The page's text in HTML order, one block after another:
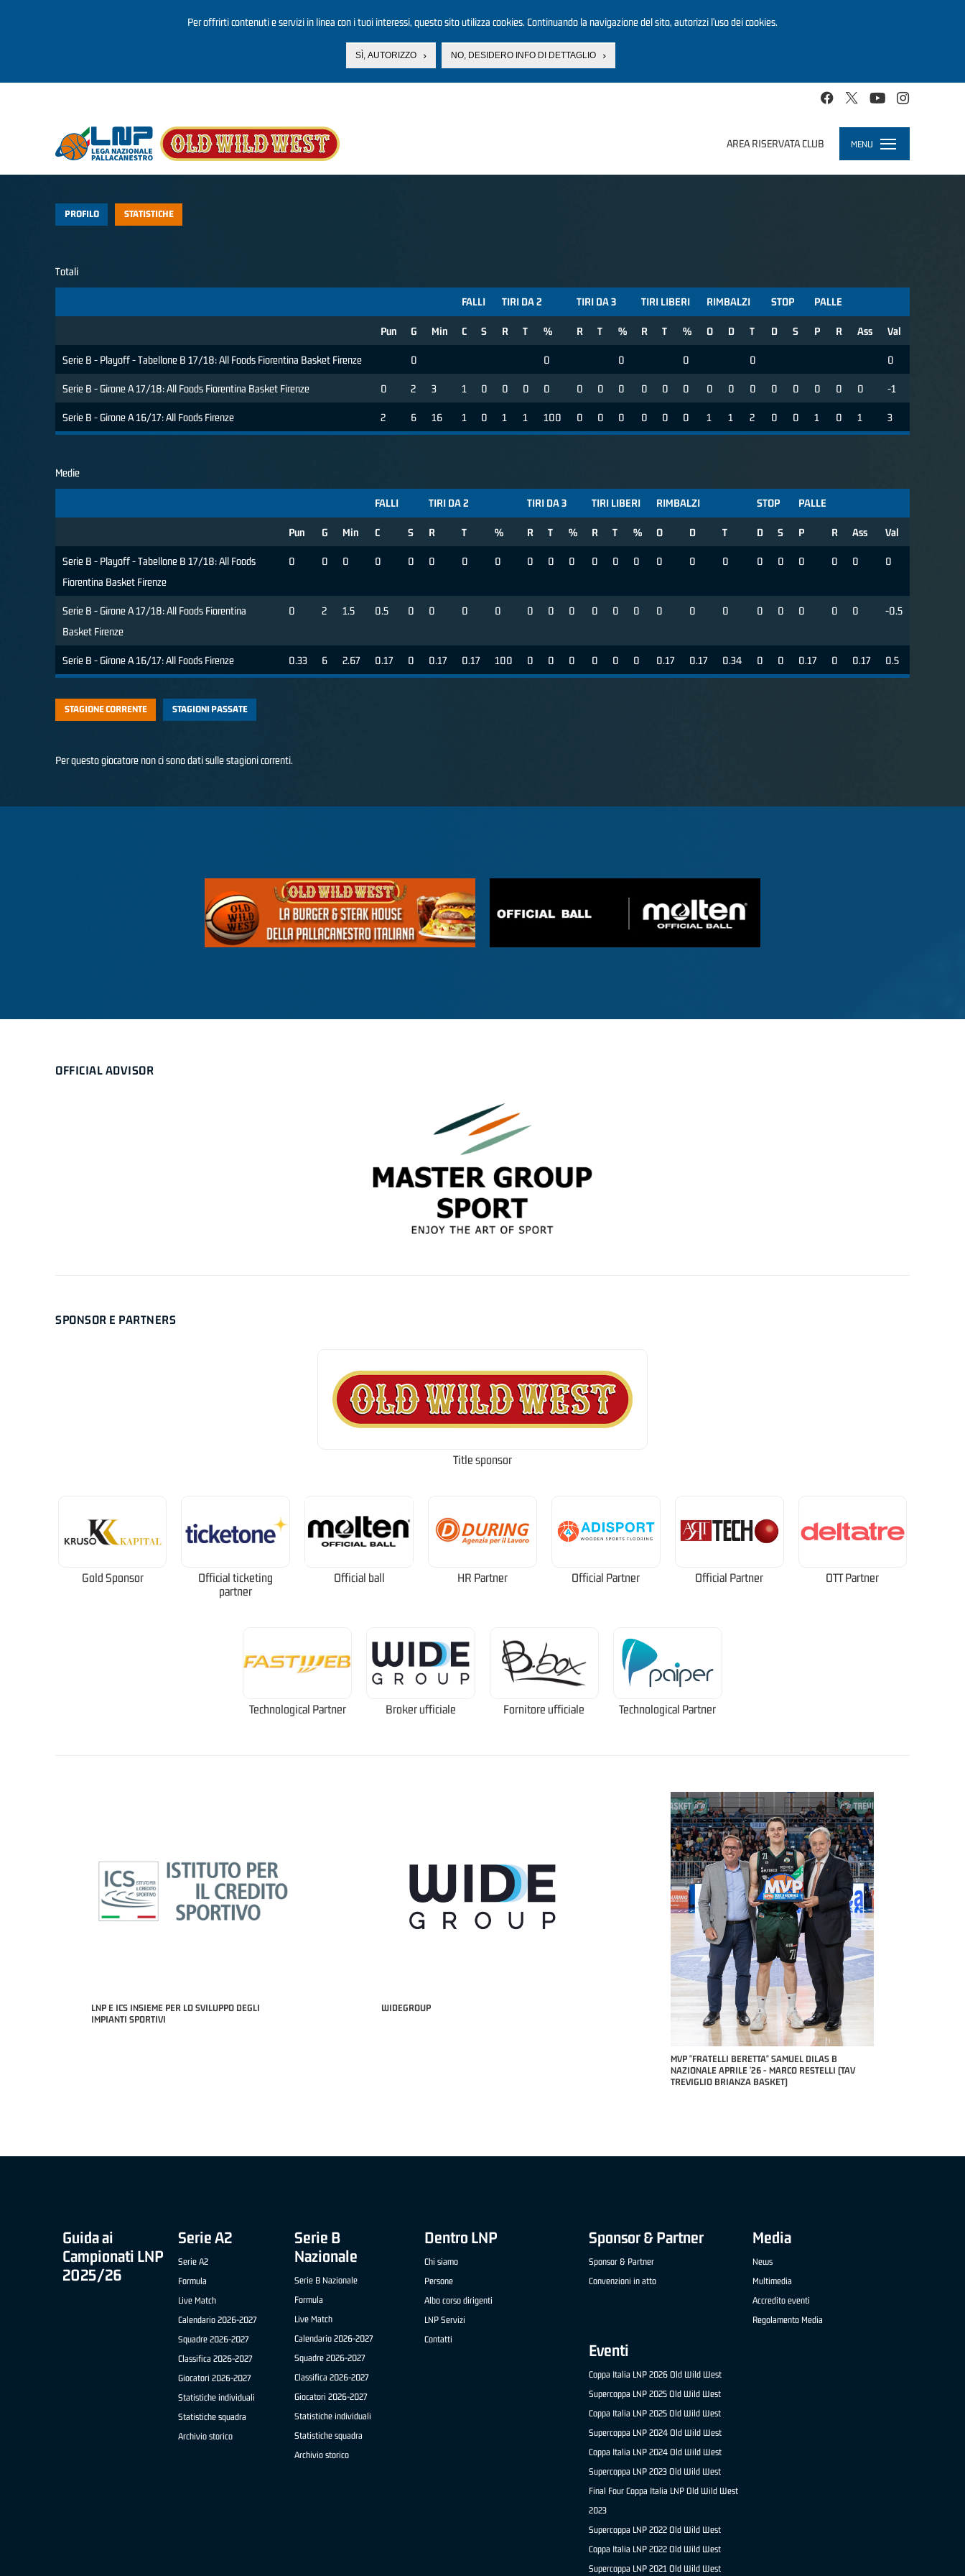
Per offrirti contenuti e servizi in linea con i tuoi interessi, questo sito utilizza cookies. Continuando la navigazione del sito, autorizzi l’uso dei cookies.
SÌ, AUTORIZZO NO, DESIDERO INFO DI DETTAGLIO
AREA RISERVATA CLUB MENU
Toggle
navigation
PROFILO STATISTICHE
Totali
FALLI TIRI DA 2 TIRI DA 3 TIRI LIBERI RIMBALZI STOP PALLE
Pun G Min C S R T % R T % R T % O D T D S P R Ass Val
Serie B - Playoff - Tabellone B 17/18: All Foods Fiorentina Basket Firenze 0 0 0 0 0 0
Serie B - Girone A 17/18: All Foods Fiorentina Basket Firenze 0 2 3 1 0 0 0 0 0 0 0 0 0 0 0 0 0 0 0 0 0 0 -1
Serie B - Girone A 16/17: All Foods Firenze 2 6 16 1 0 1 1 100 0 0 0 0 0 0 1 1 2 0 0 1 0 1 3
Medie
FALLI TIRI DA 2 TIRI DA 3 TIRI LIBERI RIMBALZI STOP PALLE
Pun G Min C S R T % R T % R T % O D T D S P R Ass Val
Serie B - Playoff - Tabellone B 17/18: All Foods
Fiorentina Basket Firenze
0 0 0 0 0 0 0 0 0 0 0 0 0 0 0 0 0 0 0 0 0 0 0
Serie B - Girone A 17/18: All Foods Fiorentina
Basket Firenze
0 2 1.5 0.5 0 0 0 0 0 0 0 0 0 0 0 0 0 0 0 0 0 0 -0.5
Serie B - Girone A 16/17: All Foods Firenze 0.33 6 2.67 0.17 0 0.17 0.17 100 0 0 0 0 0 0 0.17 0.17 0.34 0 0 0.17 0 0.17 0.5
STAGIONE CORRENTE STAGIONI PASSATE
Per questo giocatore non ci sono dati sulle stagioni correnti.
OFFICIAL ADVISOR
SPONSOR E PARTNERS
Title sponsor
Gold Sponsor
Official ticketing
partner
Official ball HR Partner Official Partner Official Partner OTT Partner
Technological Partner Broker ufficiale Fornitore ufficiale Technological Partner
LNP E ICS INSIEME PER LO SVILUPPO DEGLI
IMPIANTI SPORTIVI
WIDEGROUP
MVP "FRATELLI BERETTA" SAMUEL DILAS B
NAZIONALE APRILE '26 - MARCO RESTELLI (TAV
TREVIGLIO BRIANZA BASKET)
Guida ai
Campionati LNP
2025/26
Serie A2
Serie A2
Formula
Live Match
Calendario 2026-2027
Squadre 2026-2027
Classifica 2026-2027
Giocatori 2026-2027
Statistiche individuali
Statistiche squadra
Archivio storico
Serie B
Nazionale
Serie B Nazionale
Formula
Live Match
Calendario 2026-2027
Squadre 2026-2027
Classifica 2026-2027
Giocatori 2026-2027
Statistiche individuali
Statistiche squadra
Archivio storico
Dentro LNP
Chi siamo
Persone
Albo corso dirigenti
LNP Servizi
Contatti
Sponsor & Partner
Sponsor & Partner
Convenzioni in atto
Media
News
Multimedia
Accredito eventi
Regolamento Media
Eventi
Coppa Italia LNP 2026 Old Wild West
Supercoppa LNP 2025 Old Wild West
Coppa Italia LNP 2025 Old Wild West
Supercoppa LNP 2024 Old Wild West
Coppa Italia LNP 2024 Old Wild West
Supercoppa LNP 2023 Old Wild West
Final Four Coppa Italia LNP Old Wild West
2023
Supercoppa LNP 2022 Old Wild West
Coppa Italia LNP 2022 Old Wild West
Supercoppa LNP 2021 Old Wild West